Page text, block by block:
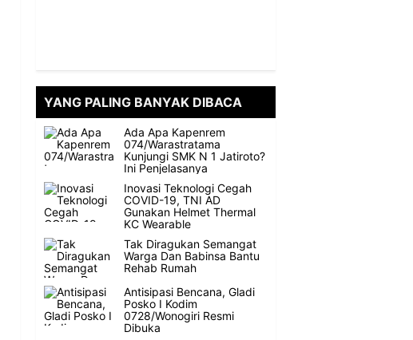
YANG PALING BANYAK DIBACA
Ada Apa Kapenrem
074/Warastratama
Kunjungi SMK N 1 Jatiroto?
Ini Penjelasanya
Inovasi Teknologi Cegah
COVID-19, TNI AD
Gunakan Helmet Thermal
KC Wearable
Tak Diragukan Semangat
Warga Dan Babinsa Bantu
Rehab Rumah
Antisipasi Bencana, Gladi
Posko I Kodim
0728/Wonogiri Resmi
Dibuka